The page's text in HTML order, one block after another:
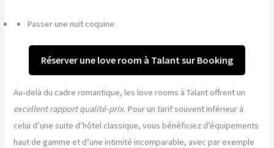
Passer une nuit coquine
Réserver une love room à Talant sur Booking
Au-delà du cadre romantique, les love rooms à Talant offrent un
excellent rapport qualité-prix. Pour un tarif souvent inférieur à
celui d’une suite d’hôtel classique, vous bénéficiez d’équipements
haut de gamme et d’une intimité incomparable, avec par exemple